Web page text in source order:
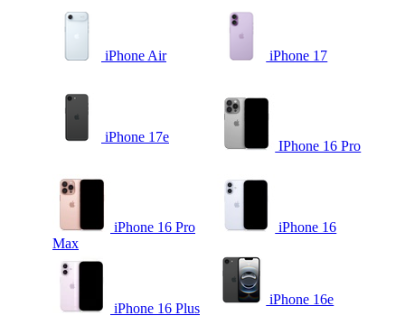
iPhone Air iPhone 17
iPhone 17e
IPhone 16 Pro
iPhone 16 Pro
Max
iPhone 16
iPhone 16 Plus
iPhone 16e